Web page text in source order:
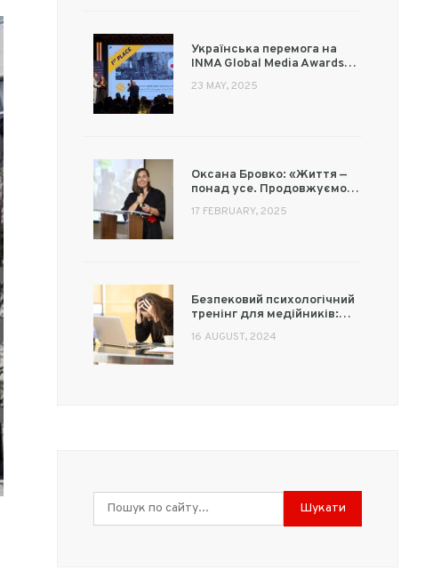
Українська перемога на
INMA Global Media Awards…
23 MAY, 2025
Оксана Бровко: «Життя —
понад усе. Продовжуємо…
17 FEBRUARY, 2025
Безпековий психологічний
тренінг для медійників:…
16 AUGUST, 2024
Шукати